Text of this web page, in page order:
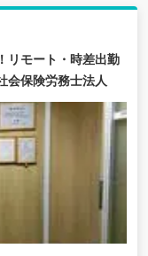
リモート・時差出勤
会保険労務士法人